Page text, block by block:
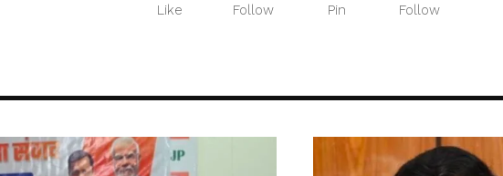
Like Follow Pin Follow